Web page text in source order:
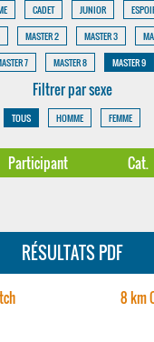
CADET JUNIOR
MASTER 2 MASTER 3
7 MASTER 8 MASTER 9
Filtrer par sexe
TOUS HOMME FEMME
Participant Cat.
RÉSULTATS PDF
8 km